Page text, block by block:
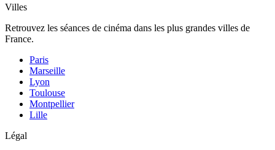
Villes
Retrouvez les séances de cinéma dans les plus grandes villes de
France.
Paris
Marseille
Lyon
Toulouse
Montpellier
Lille
Légal